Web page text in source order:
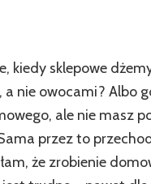
kiedy sklepowe
a nie owocami? Albo
ale nie masz
przez to
że zrobienie